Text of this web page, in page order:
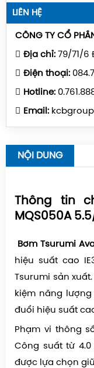
LIÊN HỆ
CÔNG TY CỔ
Địa chỉ: 79/71/6
Điện thoại:
Hotline:
Email:
NỘI DUNG
Thông tin
MQS050A
Bơm Tsurumi
hiệu suất cao
Tsurumi sản
kiệm năng
đuổi hiệu suất
Phạm vi thông
Công suất từ
được lựa chọn